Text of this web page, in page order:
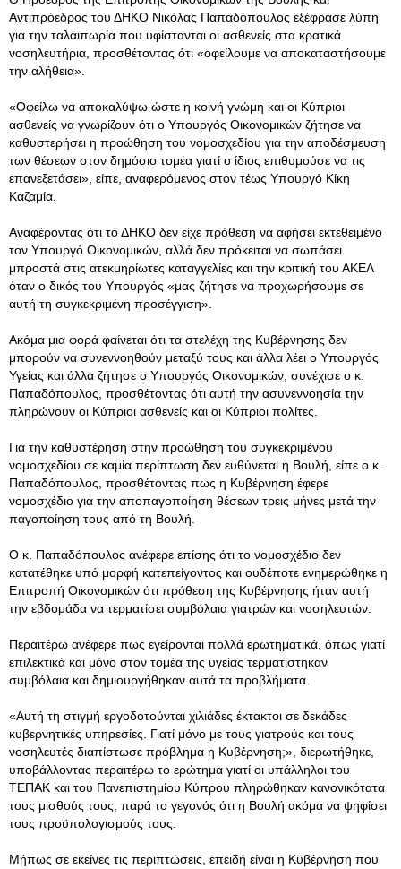
Αντιπρόεδρος του ΔΗΚΟ Νικόλας Παπαδόπουλος εξέφρασε λύπη
για την ταλαιπωρία που υφίστανται οι ασθενείς στα κρατικά
νοσηλευτήρια, προσθέτοντας ότι «οφείλουμε να αποκαταστήσουμε
την αλήθεια».
«Οφείλω να αποκαλύψω ώστε η κοινή γνώμη και οι Κύπριοι
ασθενείς να γνωρίζουν ότι ο Υπουργός Οικονομικών ζήτησε να
καθυστερήσει η προώθηση του νομοσχεδίου για την αποδέσμευση
των θέσεων στον δημόσιο τομέα γιατί ο ίδιος επιθυμούσε να τις
επανεξετάσει», είπε, αναφερόμενος στον τέως Υπουργό Κίκη
Καζαμία.
Αναφέροντας ότι το ΔΗΚΟ δεν είχε πρόθεση να αφήσει εκτεθειμένο
τον Υπουργό Οικονομικών, αλλά δεν πρόκειται να σωπάσει
μπροστά στις ατεκμηρίωτες καταγγελίες και την κριτική του ΑΚΕΛ
όταν ο δικός του Υπουργός «μας ζήτησε να προχωρήσουμε σε
αυτή τη συγκεκριμένη προσέγγιση».
Ακόμα μια φορά φαίνεται ότι τα στελέχη της Κυβέρνησης δεν
μπορούν να συνεννοηθούν μεταξύ τους και άλλα λέει ο Υπουργός
Υγείας και άλλα ζήτησε ο Υπουργός Οικονομικών, συνέχισε ο κ.
Παπαδόπουλος, προσθέτοντας ότι αυτή την ασυνεννοησία την
πληρώνουν οι Κύπριοι ασθενείς και οι Κύπριοι πολίτες.
Για την καθυστέρηση στην προώθηση του συγκεκριμένου
νομοσχεδίου σε καμία περίπτωση δεν ευθύνεται η Βουλή, είπε ο κ.
Παπαδόπουλος, προσθέτοντας πως η Κυβέρνηση έφερε
νομοσχέδιο για την αποπαγοποίηση θέσεων τρεις μήνες μετά την
παγοποίηση τους από τη Βουλή.
Ο κ. Παπαδόπουλος ανέφερε επίσης ότι το νομοσχέδιο δεν
κατατέθηκε υπό μορφή κατεπείγοντος και ουδέποτε ενημερώθηκε η
Επιτροπή Οικονομικών ότι πρόθεση της Κυβέρνησης ήταν αυτή
την εβδομάδα να τερματίσει συμβόλαια γιατρών και νοσηλευτών.
Περαιτέρω ανέφερε πως εγείρονται πολλά ερωτηματικά, όπως γιατί
επιλεκτικά και μόνο στον τομέα της υγείας τερματίστηκαν
συμβόλαια και δημιουργήθηκαν αυτά τα προβλήματα.
«Αυτή τη στιγμή εργοδοτούνται χιλιάδες έκτακτοι σε δεκάδες
κυβερνητικές υπηρεσίες. Γιατί μόνο με τους γιατρούς και τους
νοσηλευτές διαπίστωσε πρόβλημα η Κυβέρνηση;», διερωτήθηκε,
υποβάλλοντας περαιτέρω το ερώτημα γιατί οι υπάλληλοι του
ΤΕΠΑΚ και του Πανεπιστημίου Κύπρου πληρώθηκαν κανονικότατα
τους μισθούς τους, παρά το γεγονός ότι η Βουλή ακόμα να ψηφίσει
τους προϋπολογισμούς τους.
Μήπως σε εκείνες τις περιπτώσεις, επειδή είναι η Κυβέρνηση που